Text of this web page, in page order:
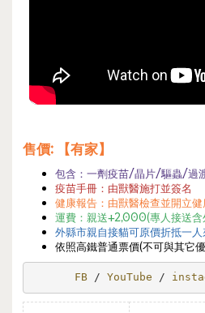
售價: 【有家】
包含：一劑疫苗/晶片/驅蟲/過
疫苗手冊：由獸醫施打並簽名
健康報告：由獸醫檢查並開立
運費： 親送+2,000(專人接送含
外縣市親自接貓可原價折抵一
依照高鐵普通票價(不可與其它
FB / YouTube /